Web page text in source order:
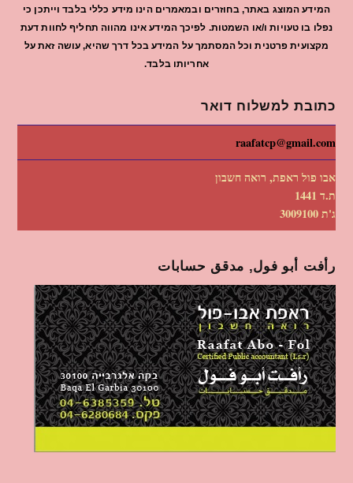
המידע המוצג באתר, בחוזרים ובמאמרים הינו מידע כללי בלבד וייתכן כי
נפלו בו טעויות ו/או השמטות. לפיכך המידע אינו מהווה תחליף לחוות דעת
מקצועית פרטנית וכל המסתמך על המידע בכל דרך שהיא, עושה זאת על
אחריותו בלבד.
כתובת למשלוח דואר
raafatcp@gmail.com
אבו פול ראפת, רואה חשבון
ת.ד 1441
ג'ת 3009100
رأفت أبو فول, مدقق حسابات